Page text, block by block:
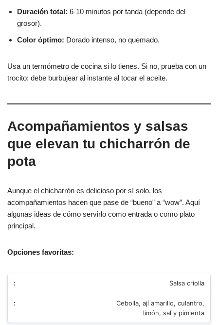
Duración total: 6-10 minutos por tanda (depende del
grosor).
Color óptimo: Dorado intenso, no quemado.
Usa un termómetro de cocina si lo tienes. Si no, prueba con un
trocito: debe burbujear al instante al tocar el aceite.
Acompañamientos y salsas
que elevan tu chicharrón de
pota
Aunque el chicharrón es delicioso por sí solo, los
acompañamientos hacen que pase de “bueno” a “wow”. Aquí
algunas ideas de cómo servirlo como entrada o como plato
principal.
Opciones favoritas:
Salsa criolla
Cebolla, ají amarillo, culantro,
limón, sal y pimienta